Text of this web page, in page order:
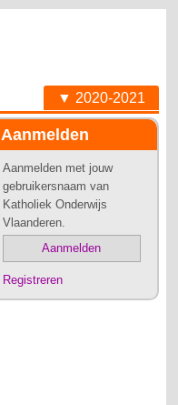
▼ 2020-2021
Aanmelden
Aanmelden met jouw
gebruikersnaam van
Katholiek Onderwijs
Vlaanderen.
Aanmelden
Registreren